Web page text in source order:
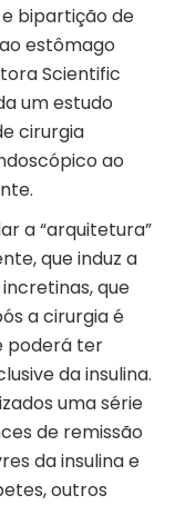
bipartição de
estômago
Scientific
um estudo
cirurgia
ao
a “arquitetura”
que induz a
que
a cirurgia é
poderá ter
da insulina.
uma série
de remissão
da insulina e
outros